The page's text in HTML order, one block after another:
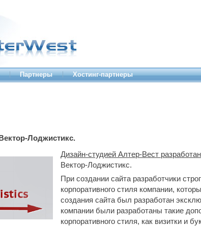
Партнеры Хостинг-партнеры
Лоджистикс.
Дизайн-студией Алтер-Вест
Вектор-Лоджистикс.
При создании сайта разработчики
корпоративного стиля компании,
создания сайта был разработан
компании были разработаны такие
корпоративного стиля, как визитки и